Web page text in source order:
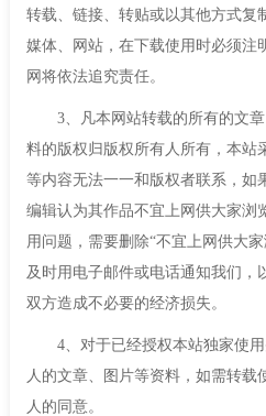
转载、链接、转贴或以其他方式复
媒体、网站，在下载使用时必须注
网将依法追究责任。
3、凡本网站转载的所有的文
料的版权归版权所有人所有，本站
等内容无法一一和版权者联系，如
编辑认为其作品不宜上网供大家浏
用问题，需要删除“不宜上网供大
及时用电子邮件或电话通知我们，
双方造成不必要的经济损失。
4、对于已经授权本站独家使
人的文章、图片等资料，如需转载
人的同意。